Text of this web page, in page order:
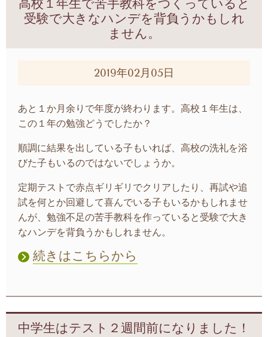
高校１年生で苦手教科をつくっていると
受験で大きなハンデを背負うかもしれ
ません。
2019年02月05日
あと１か月余りで年度が終わります。高校１年生は、
この１年の勉強どうでしたか？
順調に結果を出している子もいれば、高校の洗礼を浴
びた子もいるのではないでしょうか。
定期テストで赤点ギリギリでクリアしたり、再試や追
試を何とか回避して喜んでいる子もいるかもしれませ
んが、勉強不足の苦手教科を作っていると受験で大き
なハンデを背負うかもしれません。
続きはこちらから
中学生はテスト２週間前になりました！